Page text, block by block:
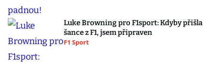
Luke Browning pro F1sport: Kdyby přišla
šance z F1, jsem připraven
F1 Sport